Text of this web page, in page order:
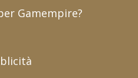
Gamempire?